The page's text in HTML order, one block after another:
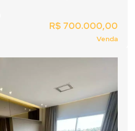
R$ 700.000,00
Venda